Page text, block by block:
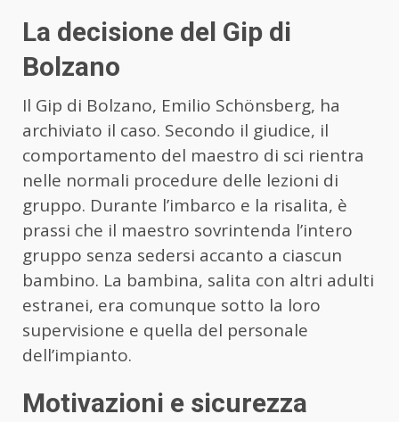
La decisione del Gip di
Bolzano
Il Gip di Bolzano, Emilio Schönsberg, ha
archiviato il caso. Secondo il giudice, il
comportamento del maestro di sci rientra
nelle normali procedure delle lezioni di
gruppo. Durante l’imbarco e la risalita, è
prassi che il maestro sovrintenda l’intero
gruppo senza sedersi accanto a ciascun
bambino. La bambina, salita con altri adulti
estranei, era comunque sotto la loro
supervisione e quella del personale
dell’impianto.
Motivazioni e sicurezza